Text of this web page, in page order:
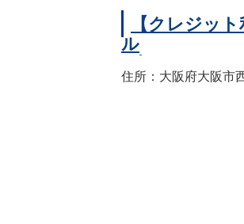
【クレジッ
ル
住所：大阪府大阪市